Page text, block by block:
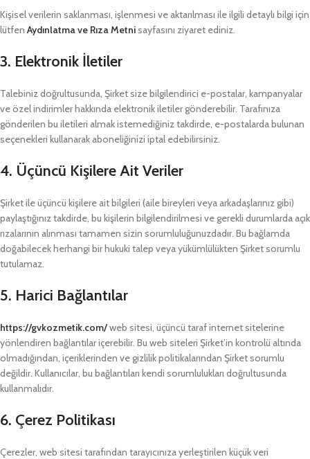
Kişisel verilerin saklanması, işlenmesi ve aktarılması ile ilgili detaylı bilgi için
lütfen Aydınlatma ve Rıza Metnisayfasını ziyaret ediniz.
3. Elektronik İletiler
Talebiniz doğrultusunda, Şirket size bilgilendirici e-postalar, kampanyalar
ve özel indirimler hakkında elektronik iletiler gönderebilir. Tarafınıza
gönderilen bu iletileri almak istemediğiniz takdirde, e-postalarda bulunan
seçenekleri kullanarak aboneliğinizi iptal edebilirsiniz.
4. Üçüncü Kişilere Ait Veriler
Şirket ile üçüncü kişilere ait bilgileri (aile bireyleri veya arkadaşlarınız gibi)
paylaştığınız takdirde, bu kişilerin bilgilendirilmesi ve gerekli durumlarda açık
rızalarının alınması tamamen sizin sorumluluğunuzdadır. Bu bağlamda
doğabilecek herhangi bir hukuki talep veya yükümlülükten Şirket sorumlu
tutulamaz.
5. Harici Bağlantılar
https://gvkozmetik.com/web sitesi, üçüncü taraf internet sitelerine
yönlendiren bağlantılar içerebilir. Bu web siteleri Şirket’in kontrolü altında
olmadığından, içeriklerinden ve gizlilik politikalarından Şirket sorumlu
değildir. Kullanıcılar, bu bağlantıları kendi sorumlulukları doğrultusunda
kullanmalıdır.
6. Çerez Politikası
Çerezler, web sitesi tarafından tarayıcınıza yerleştirilen küçük veri